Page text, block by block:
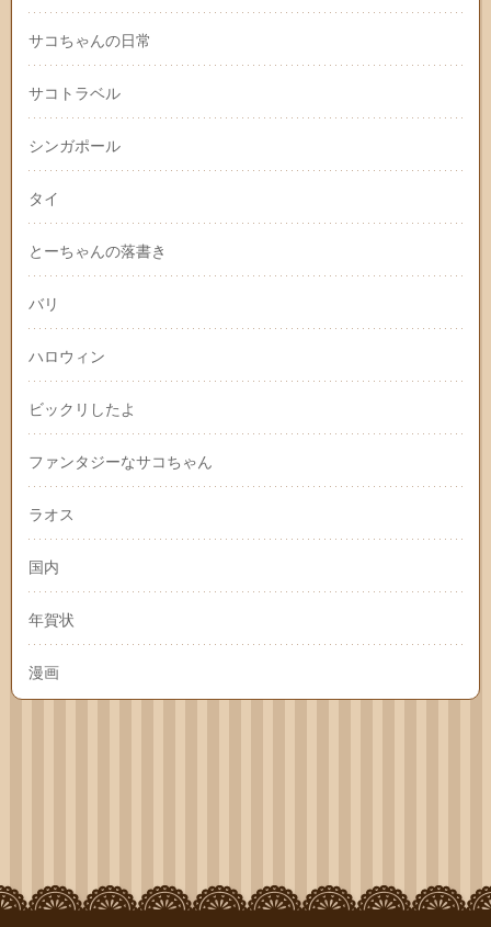
サコちゃんの日常
サコトラベル
シンガポール
タイ
とーちゃんの落書き
バリ
ハロウィン
ビックリしたよ
ファンタジーなサコちゃん
ラオス
国内
年賀状
漫画